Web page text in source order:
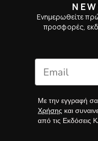
Ενημερωθείτε
προσφορές,
Με την εγγραφή
Χρήσης και
από τις Εκδόσεις